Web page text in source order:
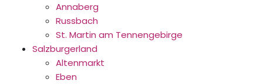
Annaberg
Russbach
St. Martin am Tennengebirge
Salzburgerland
Altenmarkt
Eben